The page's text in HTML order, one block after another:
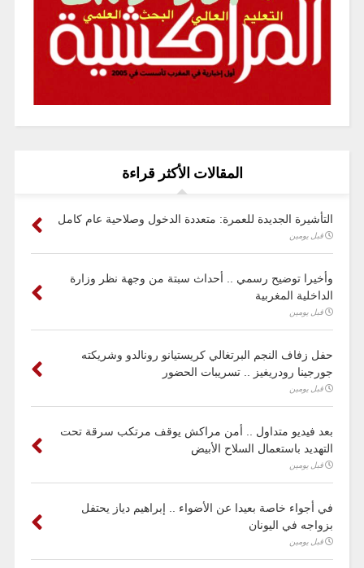
المقالات الأكثر قراءة
التأشيرة الجديدة للعمرة: متعددة الدخول وصلاحية عام كامل
قبل يومين
وأخيرا توضيح رسمي .. أحداث سبتة من وجهة نظر وزارة
الداخلية المغربية
قبل يومين
حفل زفاف النجم البرتغالي كريستيانو رونالدو وشريكته
جورجينا رودريغيز .. تسريبات الحضور
قبل يومين
بعد فيديو متداول .. أمن مراكش يوقف مرتكب سرقة تحت
التهديد باستعمال السلاح الأبيض
قبل يومين
في أجواء خاصة بعيدا عن الأضواء .. إبراهيم دياز يحتفل
بزواجه في اليونان
قبل يومين